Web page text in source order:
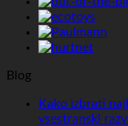
Blog
Kako izbrati
vsestranski